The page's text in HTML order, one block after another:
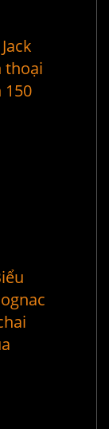
thoại
150